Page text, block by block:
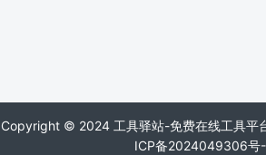
Copyright © 2024 工具驿站-免费在线工具平
ICP备2024049306号-